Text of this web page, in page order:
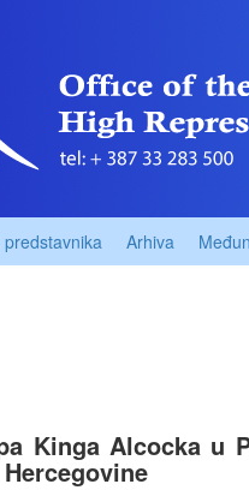
Arhiva
Kinga Alcocka u